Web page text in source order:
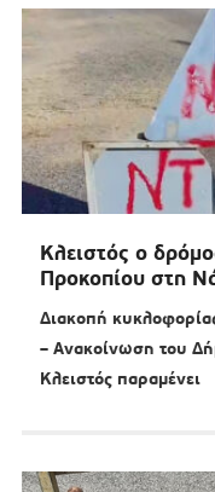
Κλειστός ο
Προκοπίου στη
Διακοπή
– Ανακοίνωση του
Κλειστός παραμένει